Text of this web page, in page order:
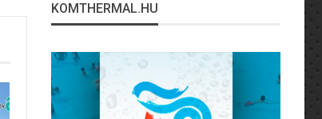
KOMTHERMAL.HU